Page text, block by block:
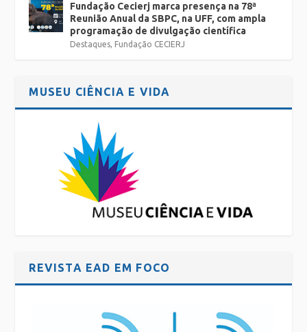
Fundação Cecierj marca presença na 78ª
Reunião Anual da SBPC, na UFF, com ampla
programação de divulgação científica
Destaques, Fundação CECIERJ
MUSEU CIÊNCIA E VIDA
REVISTA EAD EM FOCO